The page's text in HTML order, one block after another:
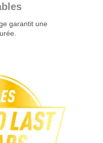
garantit une